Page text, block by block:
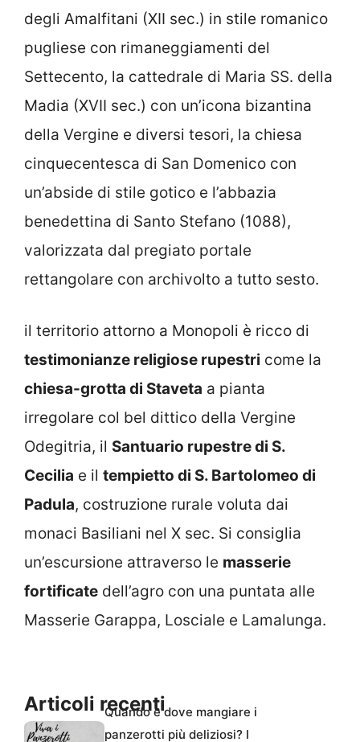
degli Amalfitani (XII sec.) in stile romanico
pugliese con rimaneggiamenti del
Settecento, la cattedrale di Maria SS. della
Madia (XVII sec.) con un’icona bizantina
della Vergine e diversi tesori, la chiesa
cinquecentesca di San Domenico con
un’abside di stile gotico e l’abbazia
benedettina di Santo Stefano (1088),
valorizzata dal pregiato portale
rettangolare con archivolto a tutto sesto.
il territorio attorno a Monopoli è ricco di
testimonianze religiose rupestri come la
chiesa-grotta di Staveta a pianta
irregolare col bel dittico della Vergine
Odegitria, il Santuario rupestre di S.
Cecilia e il tempietto di S. Bartolomeo di
Padula, costruzione rurale voluta dai
monaci Basiliani nel X sec. Si consiglia
un’escursione attraverso le masserie
fortificate dell’agro con una puntata alle
Masserie Garappa, Losciale e Lamalunga.
Articoli recentiQuando e dove mangiare i
panzerotti più deliziosi? I